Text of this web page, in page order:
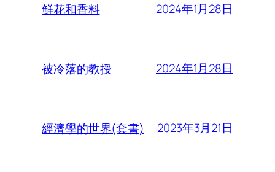
鲜花和香料 2024年1月28日
被冷落的教授 2024年1月28日
經濟學的世界(套書) 2023年3月21日